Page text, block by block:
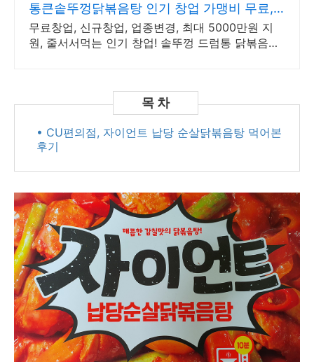
통큰솥뚜껑닭볶음탕 인기 창업 가맹비 무료,
인테리어 제로
무료창업, 신규창업, 업종변경, 최대 5000만원 지
원, 줄서서먹는 인기 창업! 솥뚜껑 드럼통 닭볶음탕,
• CU편의점, 자이언트 납당 순살닭볶음탕 먹어본
후기